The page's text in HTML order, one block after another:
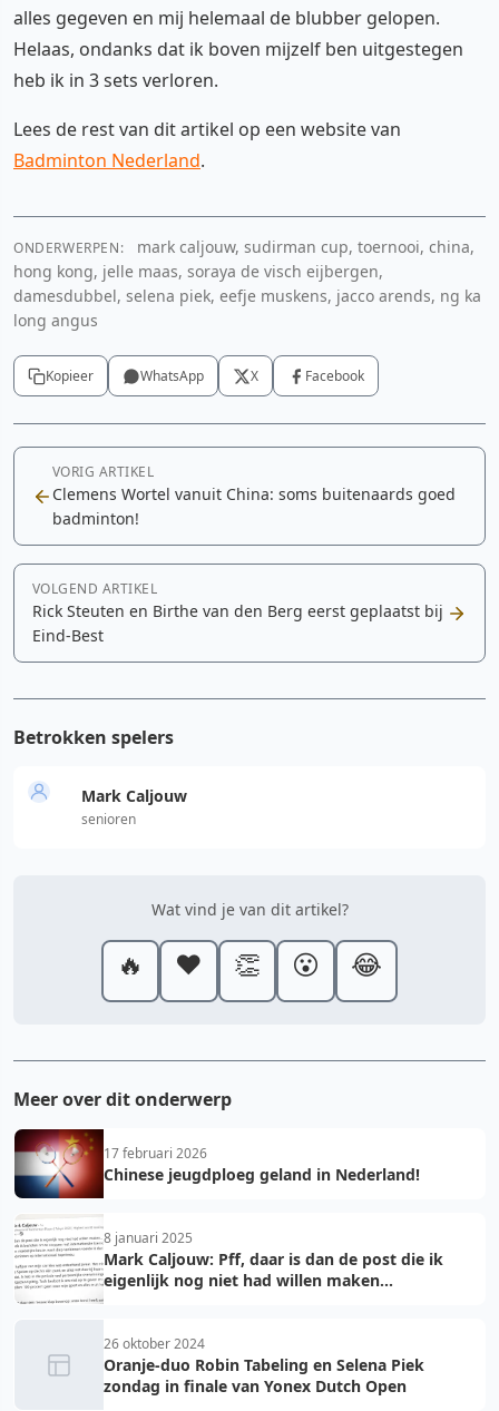
alles gegeven en mij helemaal de blubber gelopen.
Helaas, ondanks dat ik boven mijzelf ben uitgestegen
heb ik in 3 sets verloren.
Lees de rest van dit artikel op een website van
Badminton Nederland.
ONDERWERPEN:
mark caljouw, sudirman cup, toernooi, china,
hong kong, jelle maas, soraya de visch eijbergen,
damesdubbel, selena piek, eefje muskens, jacco arends, ng ka
long angus
Kopieer WhatsApp X Facebook
VORIG ARTIKEL
Clemens Wortel vanuit China: soms buitenaards goed
badminton!
VOLGEND ARTIKEL
Rick Steuten en Birthe van den Berg eerst geplaatst bij
Eind-Best
Betrokken spelers
Mark Caljouw
senioren
Wat vind je van dit artikel?
🔥 ❤️ 👏 😮 😂
Meer over dit onderwerp
17 februari 2026
Chinese jeugdploeg geland in Nederland!
8 januari 2025
Mark Caljouw: Pff, daar is dan de post die ik
eigenlijk nog niet had willen maken...
26 oktober 2024
Oranje-duo Robin Tabeling en Selena Piek
zondag in finale van Yonex Dutch Open